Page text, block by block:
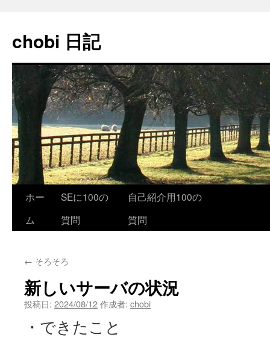
テ
ン
ス
キ
ッ
プ
chobi 日記
ホー
ム
SEに100の
質問
自己紹介用100の
質問
← そろそろ
新しいサーバの状況
投稿日: 2024/08/12作成者: chobi
・できたこと